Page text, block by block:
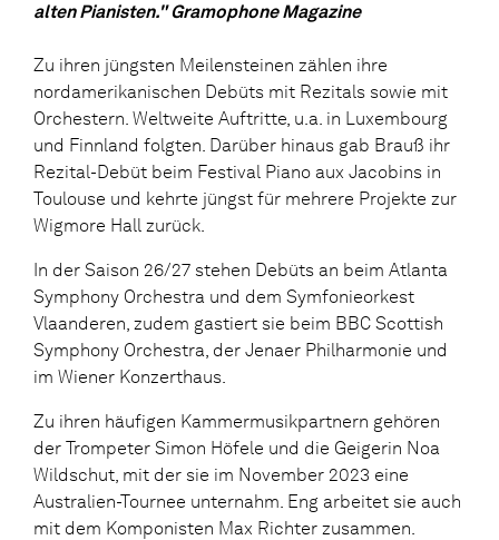
alten Pianisten." Gramophone Magazine
Zu ihren jüngsten Meilensteinen zählen ihre
nordamerikanischen Debüts mit Rezitals sowie mit
Orchestern. Weltweite Auftritte, u.a. in Luxembourg
und Finnland folgten. Darüber hinaus gab Brauß ihr
Rezital-Debüt beim Festival Piano aux Jacobins in
Toulouse und kehrte jüngst für mehrere Projekte zur
Wigmore Hall zurück.
In der Saison 26/27 stehen Debüts an beim Atlanta
Symphony Orchestra und dem Symfonieorkest
Vlaanderen, zudem gastiert sie beim BBC Scottish
Symphony Orchestra, der Jenaer Philharmonie und
im Wiener Konzerthaus.
Zu ihren häufigen Kammermusikpartnern gehören
der Trompeter Simon Höfele und die Geigerin Noa
Wildschut, mit der sie im November 2023 eine
Australien-Tournee unternahm. Eng arbeitet sie auch
mit dem Komponisten Max Richter zusammen.